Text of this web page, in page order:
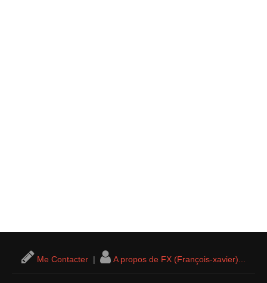
Me Contacter | A propos de FX (François-xavier)...